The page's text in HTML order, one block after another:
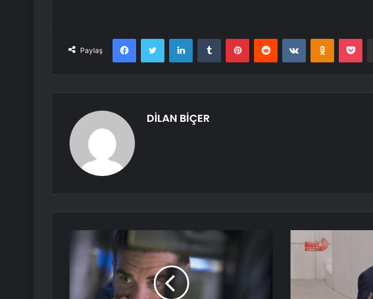
Paylaş
FacebookTwitter LinkedInTumblr PinterestReddit VKontakte
DİLAN BİÇER